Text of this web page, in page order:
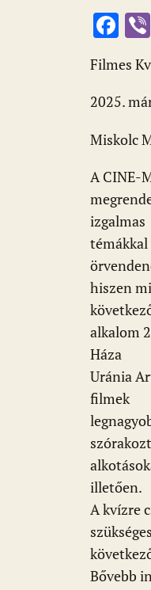
F
ac
e
b
o
o
k
Filmes
2025.
Miskolc
A CINE-
izgalmas
témákkal
hiszen
alkalom
Háza
Uránia
filmek
illetően.
A kvízre
Bővebb